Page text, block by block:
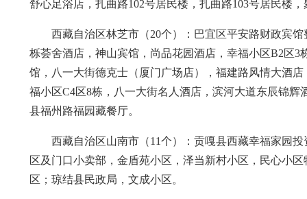
舒心足浴店，扎曲路102号居民楼，扎曲路103号居民楼
西藏自治区林芝市（20个）：巴宜区平安路财政宾
栎荟舍酒店，神山宾馆，尚品花园酒店，幸福小区B2区3
馆，八一大街德克士（厦门广场店），福建路风情大酒
福小区C4区8栋，八一大街名人酒店，滨河大道东辰锦
县福州路福园藏餐厅。
西藏自治区山南市（11个）：贡嘎县西藏幸福家园
区及门口小卖部，金盾苑小区，泽当新村小区，民心小
区；琼结县民政局，文成小区。